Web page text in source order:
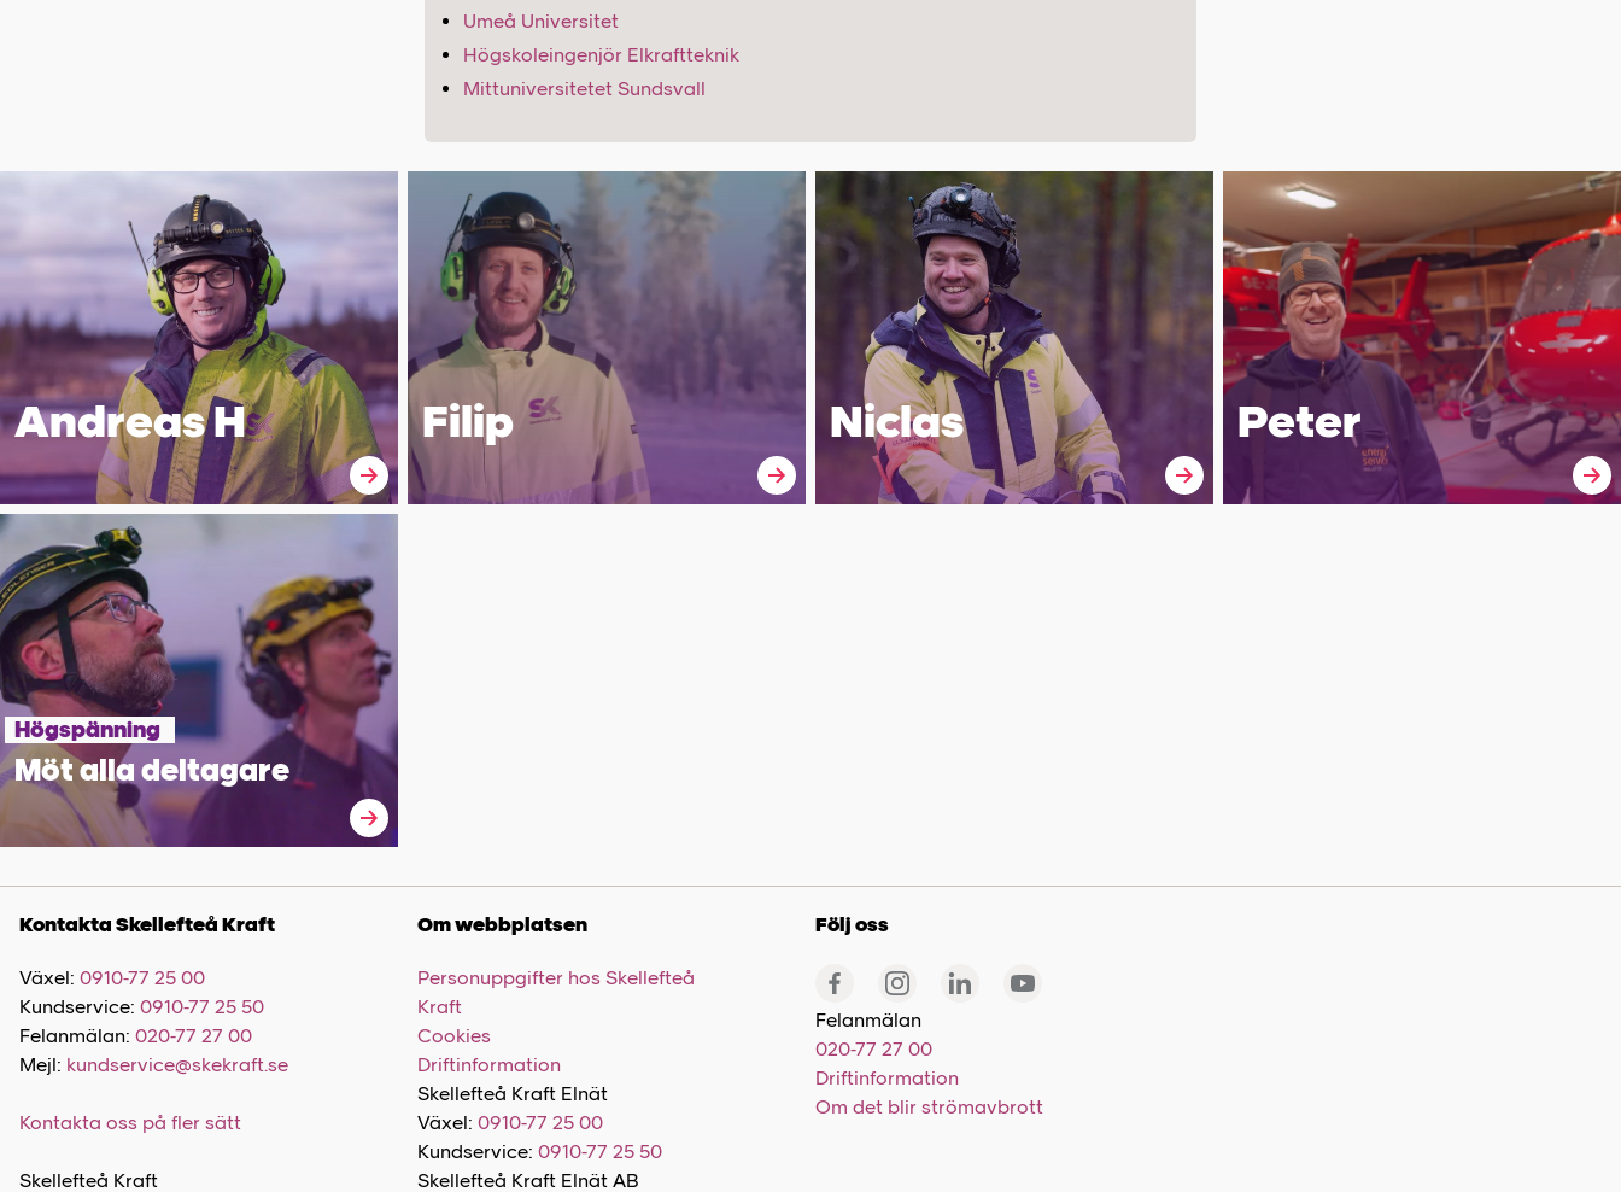
Umeå Universitet
Högskoleingenjör Elkraftteknik
Mittuniversitetet Sundsvall
Andreas H Filip Niclas Peter
Högspänning
Möt alla deltagare
Kontakta Skellefteå Kraft
Växel: 0910-77 25 00
Kundservice: 0910-77 25 50
Felanmälan: 020-77 27 00
Mejl: kundservice@skekraft.se
Kontakta oss på fler sätt
Skellefteå Kraft
Om webbplatsen
Personuppgifter hos Skellefteå
Kraft
Cookies
Driftinformation
Skellefteå Kraft Elnät
Växel: 0910-77 25 00
Kundservice: 0910-77 25 50
Skellefteå Kraft Elnät AB
Följ oss
Felanmälan
020-77 27 00
Driftinformation
Om det blir strömavbrott